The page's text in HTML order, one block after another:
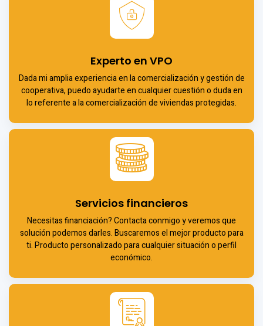
Experto en VPO
Dada mi amplia experiencia en la comercialización y gestión de
cooperativa, puedo ayudarte en cualquier cuestión o duda en
lo referente a la comercialización de viviendas protegidas.
Servicios financieros
Necesitas financiación? Contacta conmigo y veremos que
solución podemos darles. Buscaremos el mejor producto para
ti. Producto personalizado para cualquier situación o perfil
económico.